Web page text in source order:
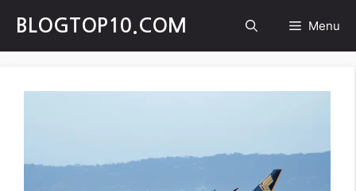
content
BLOGTOP10.COM Menu